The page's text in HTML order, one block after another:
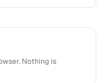
Nothing is